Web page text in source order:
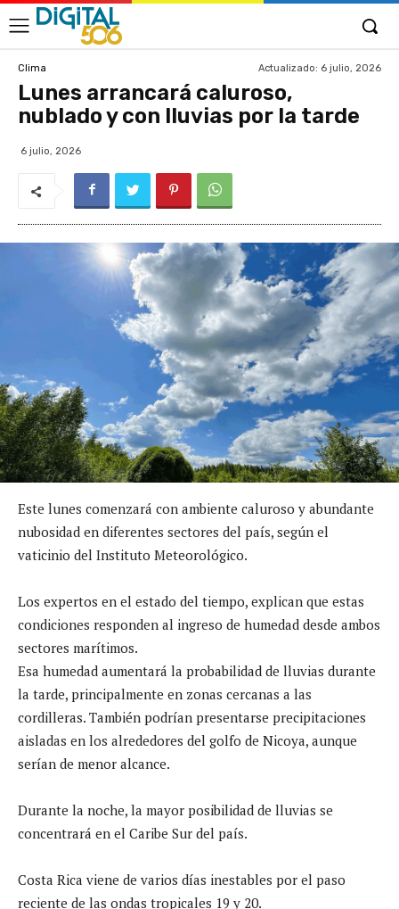
Clima Actualizado: 6 julio, 2026
Lunes arrancará caluroso,
nublado y con lluvias por la tarde
6 julio, 2026
Este lunes comenzará con ambiente caluroso y abundante
nubosidad en diferentes sectores del país, según el
vaticinio del Instituto Meteorológico.
Los expertos en el estado del tiempo, explican que estas
condiciones responden al ingreso de humedad desde ambos
sectores marítimos.
Esa humedad aumentará la probabilidad de lluvias durante
la tarde, principalmente en zonas cercanas a las
cordilleras. También podrían presentarse precipitaciones
aisladas en los alrededores del golfo de Nicoya, aunque
serían de menor alcance.
Durante la noche, la mayor posibilidad de lluvias se
concentrará en el Caribe Sur del país.
Costa Rica viene de varios días inestables por el paso
reciente de las ondas tropicales 19 y 20.